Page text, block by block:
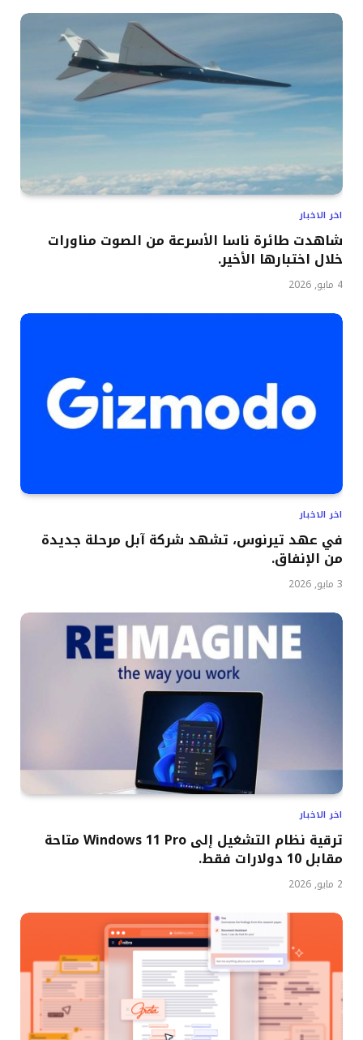
اخر الاخبار
شاهدت طائرة ناسا الأسرعة من الصوت مناورات
خلال اختبارها الأخير.
4 مايو, 2026
اخر الاخبار
في عهد تيرنوس، تشهد شركة آبل مرحلة جديدة
من الإنفاق.
3 مايو, 2026
اخر الاخبار
ترقية نظام التشغيل إلى Windows 11 Pro متاحة
مقابل 10 دولارات فقط.
2 مايو, 2026